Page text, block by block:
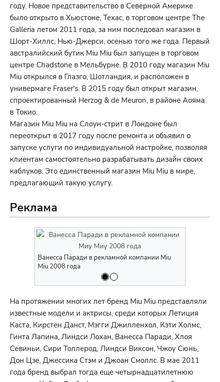
году. Новое представительство в Северной Америке
было открыто в Хьюстоне, Техас, в торговом центре The
Galleria летом 2011 года, за ним последовал магазин в
Шорт-Хиллс, Нью-Джерси, осенью того же года. Первый
австралийский бутик Miu Miu был запущен в торговом
центре Chadstone в Мельбурне. В 2010 году магазин Miu
Miu открылся в Глазго, Шотландия, и расположен в
универмаге Fraser's. В 2015 году был открыт магазин,
спроектированный Herzog & de Meuron, в районе Аояма
в Токио.
Магазин Miu Miu на Слоун-стрит в Лондоне был
переоткрыт в 2017 году после ремонта и объявил о
запуске услуги по индивидуальной настройке, позволяя
клиентам самостоятельно разрабатывать дизайн своих
каблуков. Это единственный магазин Miu Miu в мире,
предлагающий такую услугу.
Реклама
Ванесса Паради в рекламной компании Miu
Miu 2008 года
На протяжении многих лет бренд Miu Miu представляли
известные модели и актрисы, среди которых Летиция
Каста, Кирстен Данст, Мэгги Джилленхол, Кэти Холмс,
Гинта Лапина, Линдси Лохан, Ванесса Паради, Хлоя
Севиньи, Сири Толлерод, Линдси Виксон, Чжоу Сюнь,
Дон Цзе, Джессика Стэм и Джоан Смоллс. В мае 2011
года бренд выбрал тогда еще четырнадцатилетнюю